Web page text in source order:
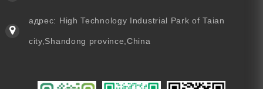
адрес: High Technology Industrial Park of Taian
city,Shandong province,China